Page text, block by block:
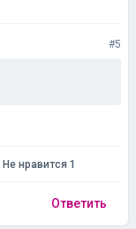
#5
Не нравится 1
Ответить